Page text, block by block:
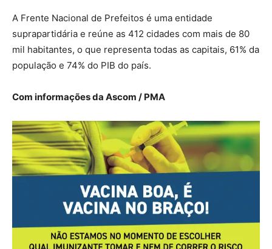
A Frente Nacional de Prefeitos é uma entidade
suprapartidária e reúne as 412 cidades com mais de 80
mil habitantes, o que representa todas as capitais, 61% da
população e 74% do PIB do país.
Com informações da Ascom / PMA